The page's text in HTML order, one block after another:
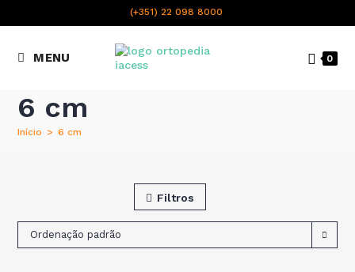
(+351) 22 098 8000
MENU 0
6 cm
Início > 6 cm
Filtros
Ordenação padrão